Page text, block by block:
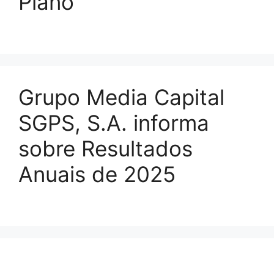
Grupo Media Capital
SGPS, S.A. informa
sobre Resultados
Anuais de 2025